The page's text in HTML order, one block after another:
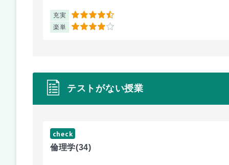
充実 4.5
楽単 4
テストがない授業
check
倫理学(34)